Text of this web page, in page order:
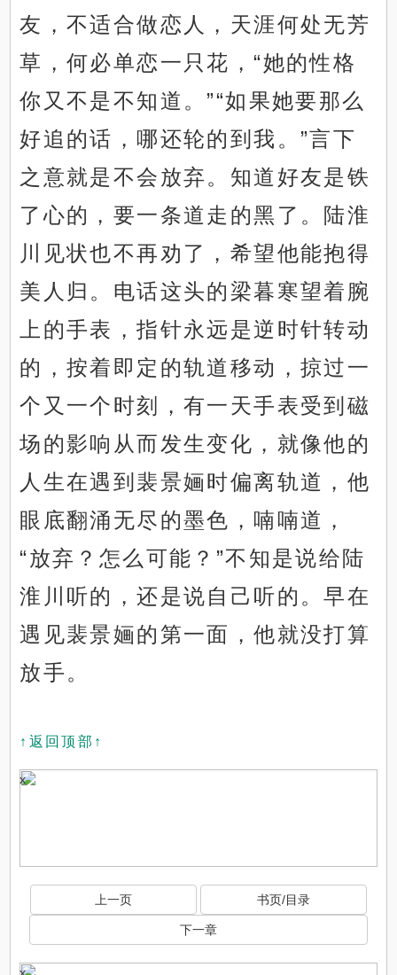
友，不适合做恋人，天涯何处无芳
草，何必单恋一只花，“她的性格
你又不是不知道。”“如果她要那么
好追的话，哪还轮的到我。”言下
之意就是不会放弃。知道好友是铁
了心的，要一条道走的黑了。陆淮
川见状也不再劝了，希望他能抱得
美人归。电话这头的梁暮寒望着腕
上的手表，指针永远是逆时针转动
的，按着即定的轨道移动，掠过一
个又一个时刻，有一天手表受到磁
场的影响从而发生变化，就像他的
人生在遇到裴景婳时偏离轨道，他
眼底翻涌无尽的墨色，喃喃道，
“放弃？怎么可能？”不知是说给陆
淮川听的，还是说自己听的。早在
遇见裴景婳的第一面，他就没打算
放手。
↑返回顶部↑
x
上一页 书页/目录
下一章